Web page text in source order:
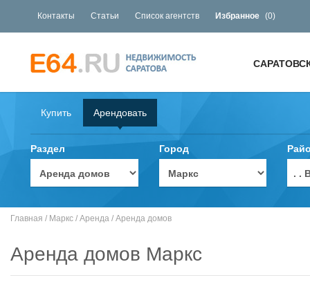
Контакты Статьи Список агентств Избранное (0)
Купить Арендовать
Раздел Город
. .
Главная / Маркс / Аренда / Аренда домов
Аренда домов Маркс